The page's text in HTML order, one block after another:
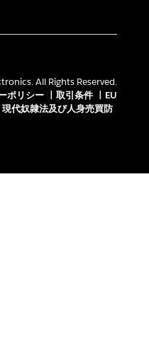
All Rights Reserved.
ポリシー 取引条件
EU
現代奴隷法及び人身売買防